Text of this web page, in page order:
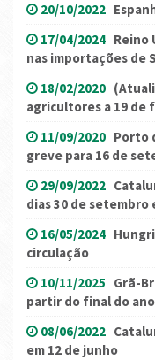
20/10/2022
17/04/2024 Reino
nas importações de
18/02/2020
agricultores a 19 de
11/09/2020 Porto
greve para 16 de
29/09/2022
dias 30 de setembro
16/05/2024
circulação
10/11/2025 Grã-
partir do final do ano
08/06/2022
em 12 de junho